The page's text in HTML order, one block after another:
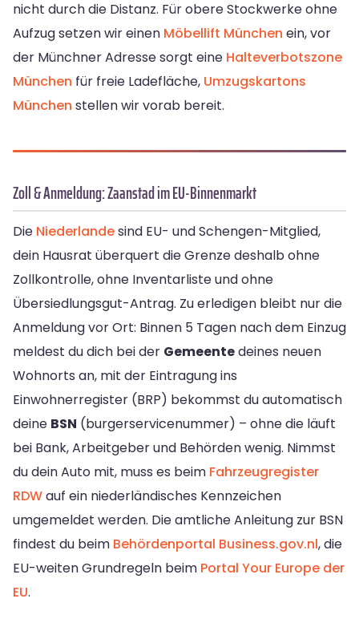
nicht durch die Distanz. Für obere Stockwerke ohne
Aufzug setzen wir einen Möbellift München ein, vor
der Münchner Adresse sorgt eine Halteverbotszone
München für freie Ladefläche, Umzugskartons
München stellen wir vorab bereit.
Zoll & Anmeldung: Zaanstad im EU-Binnenmarkt
Die Niederlandesind EU- und Schengen-Mitglied,
dein Hausrat überquert die Grenze deshalb ohne
Zollkontrolle, ohne Inventarliste und ohne
Übersiedlungsgut-Antrag. Zu erledigen bleibt nur die
Anmeldung vor Ort: Binnen 5 Tagen nach dem Einzug
meldest du dich bei der Gemeentedeines neuen
Wohnorts an, mit der Eintragung ins
Einwohnerregister (BRP) bekommst du automatisch
deine BSN (burgerservicenummer) – ohne die läuft
bei Bank, Arbeitgeber und Behörden wenig. Nimmst
du dein Auto mit, muss es beim Fahrzeugregister
RDWauf ein niederländisches Kennzeichen
umgemeldet werden. Die amtliche Anleitung zur BSN
findest du beim Behördenportal Business.gov.nl, die
EU-weiten Grundregeln beim Portal Your Europe der
EU.